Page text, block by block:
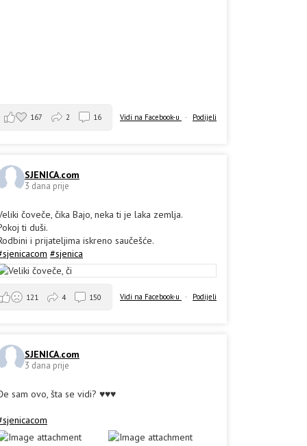
Vidi na Facebook-u · Podijeli
167 2 16
SJENICA.com
3 dana prije
čoveče, čika Bajo, neka ti je laka zemlja.
ti duši.
i prijateljima iskreno saučešće.
#sjenica
Vidi na Facebook-u · Podijeli
121 4 150
SJENICA.com
3 dana prije
sam ovo, šta se vidi? ♥️♥️♥️